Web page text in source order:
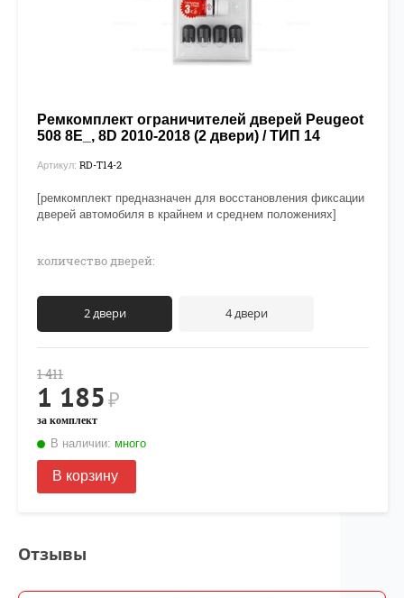
Ремкомплект ограничителей дверей Peugeot
508 8E_, 8D 2010-2018 (2 двери) / ТИП 14
Артикул: RD-T14-2
[ремкомплект предназначен для восстановления фиксации
дверей автомобиля в крайнем и среднем положениях]
количество дверей:
2 двери 4 двери
1 411
1 185 ₽
за комплект
В наличии: много
В корзину
Отзывы